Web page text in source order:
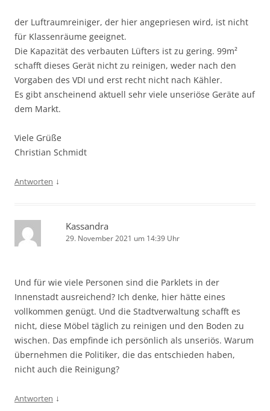
der Luftraumreiniger, der hier angepriesen wird, ist nicht
für Klassenräume geeignet.
Die Kapazität des verbauten Lüfters ist zu gering. 99m²
schafft dieses Gerät nicht zu reinigen, weder nach den
Vorgaben des VDI und erst recht nicht nach Kähler.
Es gibt anscheinend aktuell sehr viele unseriöse Geräte auf
dem Markt.
Viele Grüße
Christian Schmidt
Antworten ↓
Kassandra
29. November 2021 um 14:39 Uhr
Und für wie viele Personen sind die Parklets in der
Innenstadt ausreichend? Ich denke, hier hätte eines
vollkommen genügt. Und die Stadtverwaltung schafft es
nicht, diese Möbel täglich zu reinigen und den Boden zu
wischen. Das empfinde ich persönlich als unseriös. Warum
übernehmen die Politiker, die das entschieden haben,
nicht auch die Reinigung?
Antworten ↓